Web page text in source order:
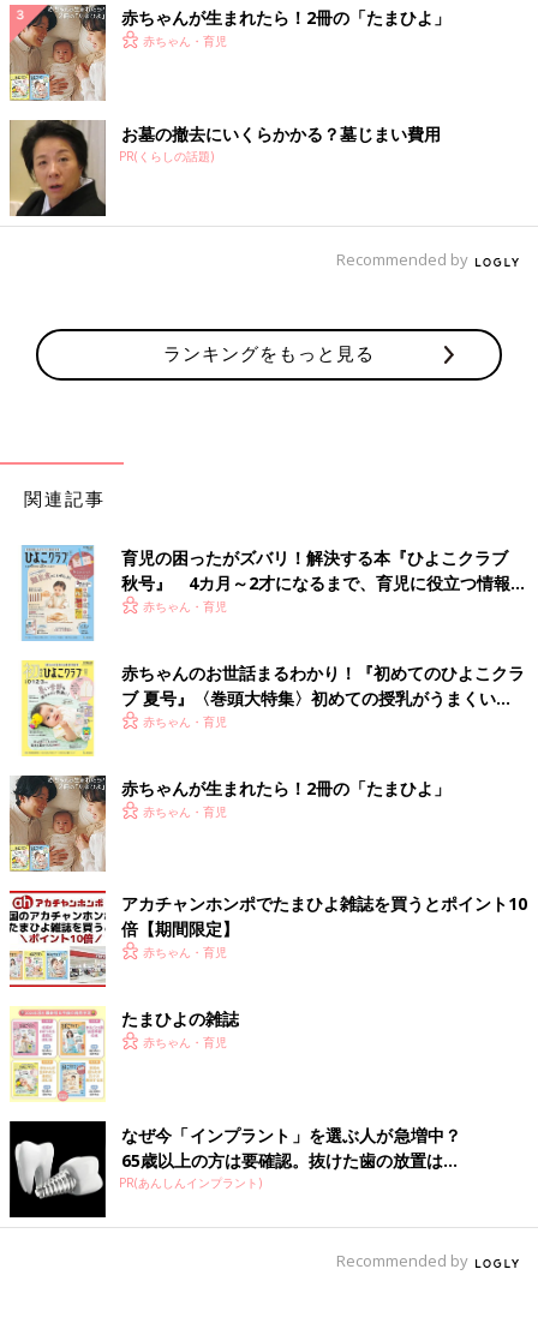
赤ちゃんが生まれたら！2冊の「たまひよ」
赤ちゃん・育児
お墓の撤去にいくらかかる？墓じまい費用
PR(くらしの話題)
Recommended by
ランキングをもっと見る
関連記事
育児の困ったがズバリ！解決する本『ひよこクラブ
秋号』 4カ月～2才になるまで、育児に役立つ情報が
いっぱい！
赤ちゃん・育児
赤ちゃんのお世話まるわかり！『初めてのひよこクラ
ブ 夏号』〈巻頭大特集〉初めての授乳がうまくい
く！ おっぱい・ミルクの基本と夏のトラブル 解決テ
赤ちゃん・育児
赤ちゃんが生まれたら！2冊の「たまひよ」
赤ちゃん・育児
アカチャンホンポでたまひよ雑誌を買うとポイント10
倍【期間限定】
赤ちゃん・育児
たまひよの雑誌
赤ちゃん・育児
なぜ今「インプラント」を選ぶ人が急増中？
65歳以上の方は要確認。抜けた歯の放置は...
PR(あんしんインプラント)
Recommended by